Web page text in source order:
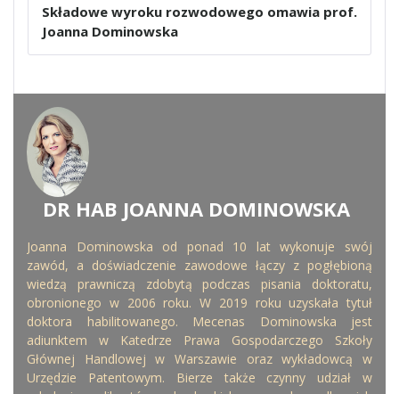
Składowe wyroku rozwodowego omawia prof.
Joanna Dominowska
DR HAB JOANNA DOMINOWSKA
Joanna Dominowska od ponad 10 lat wykonuje swój
zawód, a doświadczenie zawodowe łączy z pogłębioną
wiedzą prawniczą zdobytą podczas pisania doktoratu,
obronionego w 2006 roku. W 2019 roku uzyskała tytuł
doktora habilitowanego. Mecenas Dominowska jest
adiunktem w Katedrze Prawa Gospodarczego Szkoły
Głównej Handlowej w Warszawie oraz wykładowcą w
Urzędzie Patentowym. Bierze także czynny udział w